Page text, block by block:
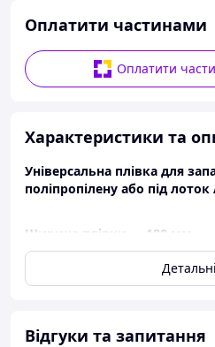
Оплатити частинами
Оплатити
Характеристики та
Універсальна плівка для
поліпропілену або під лоток
Ширина плівки — 180 мм
Довжина в рулоні — 150 м.
Відгуки та запитання